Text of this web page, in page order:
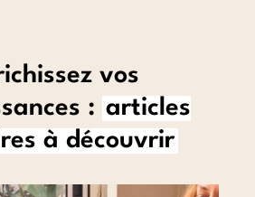
vos
: articles
à découvrir